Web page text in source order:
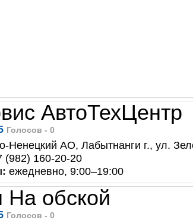
АвтоТехЦентр
Голосов - 0
Ненецкий АО, Лабытнанги г., ул.
(982) 160-20-20
ежедневно, 9:00–19:00
На обской
Голосов - 0